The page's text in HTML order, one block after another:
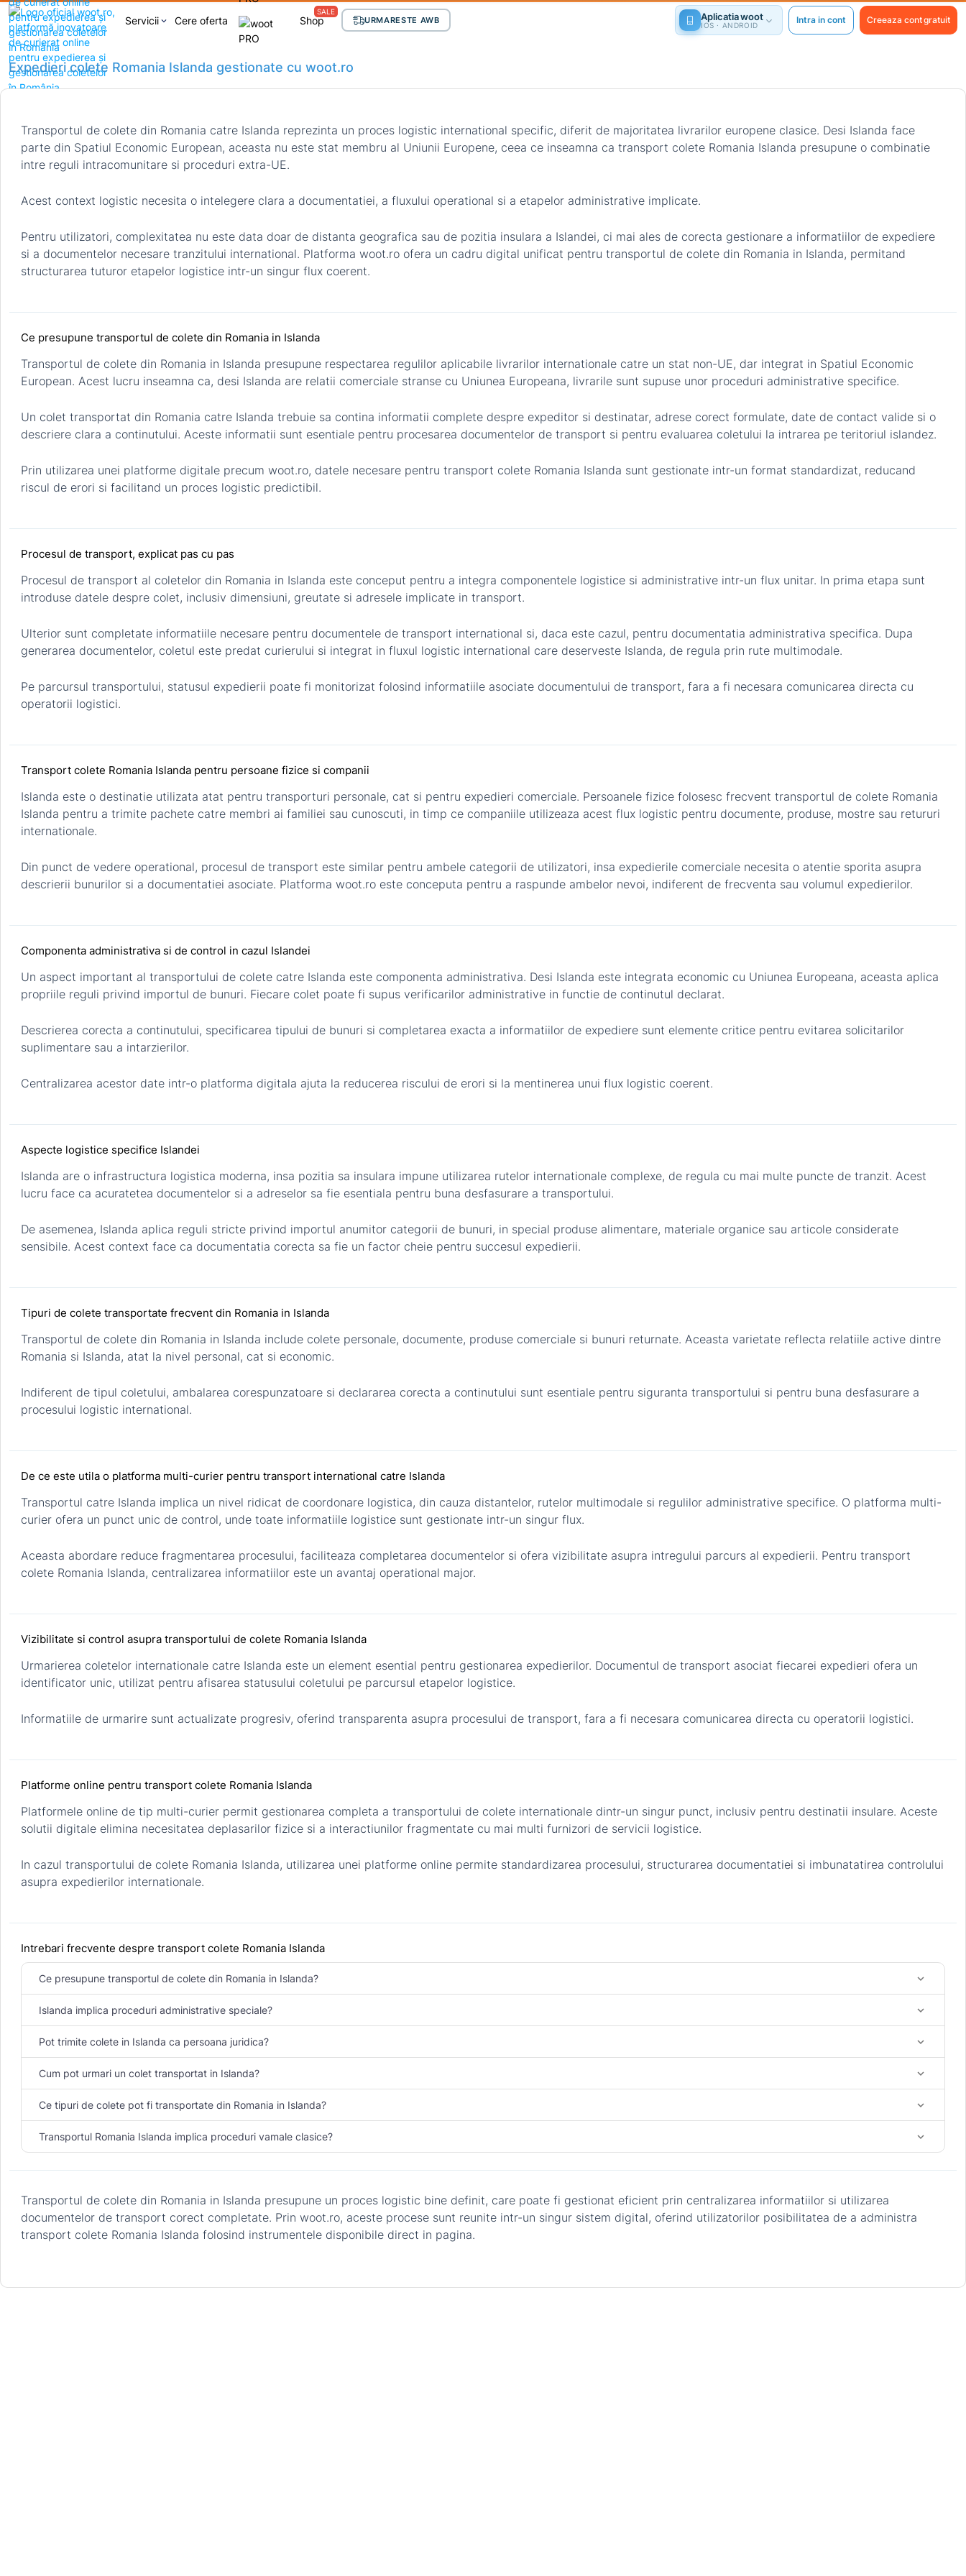
Servicii keyboard_arrow_down Cere oferta Shop
SALE
URMARESTE AWB Aplicatia woot
IOS · ANDROID Intra in cont Creeaza cont gratuit
Expedieri colete Romania Islanda gestionate cu woot.ro
Transportul de colete din Romania catre Islanda reprezinta un proces logistic international specific, diferit de majoritatea livrarilor europene clasice. Desi Islanda face
parte din Spatiul Economic European, aceasta nu este stat membru al Uniunii Europene, ceea ce inseamna ca transport colete Romania Islanda presupune o combinatie
intre reguli intracomunitare si proceduri extra-UE.
Acest context logistic necesita o intelegere clara a documentatiei, a fluxului operational si a etapelor administrative implicate.
Pentru utilizatori, complexitatea nu este data doar de distanta geografica sau de pozitia insulara a Islandei, ci mai ales de corecta gestionare a informatiilor de expediere
si a documentelor necesare tranzitului international. Platforma woot.ro ofera un cadru digital unificat pentru transportul de colete din Romania in Islanda, permitand
structurarea tuturor etapelor logistice intr-un singur flux coerent.
Ce presupune transportul de colete din Romania in Islanda
Transportul de colete din Romania in Islanda presupune respectarea regulilor aplicabile livrarilor internationale catre un stat non-UE, dar integrat in Spatiul Economic
European. Acest lucru inseamna ca, desi Islanda are relatii comerciale stranse cu Uniunea Europeana, livrarile sunt supuse unor proceduri administrative specifice.
Un colet transportat din Romania catre Islanda trebuie sa contina informatii complete despre expeditor si destinatar, adrese corect formulate, date de contact valide si o
descriere clara a continutului. Aceste informatii sunt esentiale pentru procesarea documentelor de transport si pentru evaluarea coletului la intrarea pe teritoriul islandez.
Prin utilizarea unei platforme digitale precum woot.ro, datele necesare pentru transport colete Romania Islanda sunt gestionate intr-un format standardizat, reducand
riscul de erori si facilitand un proces logistic predictibil.
Procesul de transport, explicat pas cu pas
Procesul de transport al coletelor din Romania in Islanda este conceput pentru a integra componentele logistice si administrative intr-un flux unitar. In prima etapa sunt
introduse datele despre colet, inclusiv dimensiuni, greutate si adresele implicate in transport.
Ulterior sunt completate informatiile necesare pentru documentele de transport international si, daca este cazul, pentru documentatia administrativa specifica. Dupa
generarea documentelor, coletul este predat curierului si integrat in fluxul logistic international care deserveste Islanda, de regula prin rute multimodale.
Pe parcursul transportului, statusul expedierii poate fi monitorizat folosind informatiile asociate documentului de transport, fara a fi necesara comunicarea directa cu
operatorii logistici.
Transport colete Romania Islanda pentru persoane fizice si companii
Islanda este o destinatie utilizata atat pentru transporturi personale, cat si pentru expedieri comerciale. Persoanele fizice folosesc frecvent transportul de colete Romania
Islanda pentru a trimite pachete catre membri ai familiei sau cunoscuti, in timp ce companiile utilizeaza acest flux logistic pentru documente, produse, mostre sau retururi
internationale.
Din punct de vedere operational, procesul de transport este similar pentru ambele categorii de utilizatori, insa expedierile comerciale necesita o atentie sporita asupra
descrierii bunurilor si a documentatiei asociate. Platforma woot.ro este conceputa pentru a raspunde ambelor nevoi, indiferent de frecventa sau volumul expedierilor.
Componenta administrativa si de control in cazul Islandei
Un aspect important al transportului de colete catre Islanda este componenta administrativa. Desi Islanda este integrata economic cu Uniunea Europeana, aceasta aplica
propriile reguli privind importul de bunuri. Fiecare colet poate fi supus verificarilor administrative in functie de continutul declarat.
Descrierea corecta a continutului, specificarea tipului de bunuri si completarea exacta a informatiilor de expediere sunt elemente critice pentru evitarea solicitarilor
suplimentare sau a intarzierilor.
Centralizarea acestor date intr-o platforma digitala ajuta la reducerea riscului de erori si la mentinerea unui flux logistic coerent.
Aspecte logistice specifice Islandei
Islanda are o infrastructura logistica moderna, insa pozitia sa insulara impune utilizarea rutelor internationale complexe, de regula cu mai multe puncte de tranzit. Acest
lucru face ca acuratetea documentelor si a adreselor sa fie esentiala pentru buna desfasurare a transportului.
De asemenea, Islanda aplica reguli stricte privind importul anumitor categorii de bunuri, in special produse alimentare, materiale organice sau articole considerate
sensibile. Acest context face ca documentatia corecta sa fie un factor cheie pentru succesul expedierii.
Tipuri de colete transportate frecvent din Romania in Islanda
Transportul de colete din Romania in Islanda include colete personale, documente, produse comerciale si bunuri returnate. Aceasta varietate reflecta relatiile active dintre
Romania si Islanda, atat la nivel personal, cat si economic.
Indiferent de tipul coletului, ambalarea corespunzatoare si declararea corecta a continutului sunt esentiale pentru siguranta transportului si pentru buna desfasurare a
procesului logistic international.
De ce este utila o platforma multi-curier pentru transport international catre Islanda
Transportul catre Islanda implica un nivel ridicat de coordonare logistica, din cauza distantelor, rutelor multimodale si regulilor administrative specifice. O platforma multi-
curier ofera un punct unic de control, unde toate informatiile logistice sunt gestionate intr-un singur flux.
Aceasta abordare reduce fragmentarea procesului, faciliteaza completarea documentelor si ofera vizibilitate asupra intregului parcurs al expedierii. Pentru transport
colete Romania Islanda, centralizarea informatiilor este un avantaj operational major.
Vizibilitate si control asupra transportului de colete Romania Islanda
Urmarierea coletelor internationale catre Islanda este un element esential pentru gestionarea expedierilor. Documentul de transport asociat fiecarei expedieri ofera un
identificator unic, utilizat pentru afisarea statusului coletului pe parcursul etapelor logistice.
Informatiile de urmarire sunt actualizate progresiv, oferind transparenta asupra procesului de transport, fara a fi necesara comunicarea directa cu operatorii logistici.
Platforme online pentru transport colete Romania Islanda
Platformele online de tip multi-curier permit gestionarea completa a transportului de colete internationale dintr-un singur punct, inclusiv pentru destinatii insulare. Aceste
solutii digitale elimina necesitatea deplasarilor fizice si a interactiunilor fragmentate cu mai multi furnizori de servicii logistice.
In cazul transportului de colete Romania Islanda, utilizarea unei platforme online permite standardizarea procesului, structurarea documentatiei si imbunatatirea controlului
asupra expedierilor internationale.
Intrebari frecvente despre transport colete Romania Islanda
Ce presupune transportul de colete din Romania in Islanda? keyboard_arrow_down
Islanda implica proceduri administrative speciale? keyboard_arrow_down
Pot trimite colete in Islanda ca persoana juridica? keyboard_arrow_down
Cum pot urmari un colet transportat in Islanda? keyboard_arrow_down
Ce tipuri de colete pot fi transportate din Romania in Islanda? keyboard_arrow_down
Transportul Romania Islanda implica proceduri vamale clasice? keyboard_arrow_down
Transportul de colete din Romania in Islanda presupune un proces logistic bine definit, care poate fi gestionat eficient prin centralizarea informatiilor si utilizarea
documentelor de transport corect completate. Prin woot.ro, aceste procese sunt reunite intr-un singur sistem digital, oferind utilizatorilor posibilitatea de a administra
transport colete Romania Islanda folosind instrumentele disponibile direct in pagina.